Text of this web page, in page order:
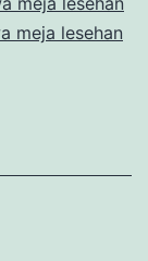
meja lesehan